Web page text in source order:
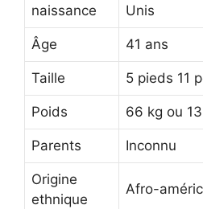
naissance
Unis
Âge 41 ans
Taille 5 pieds 11
Poids 66 kg ou
Parents Inconnu
Origine
ethnique
Afro-